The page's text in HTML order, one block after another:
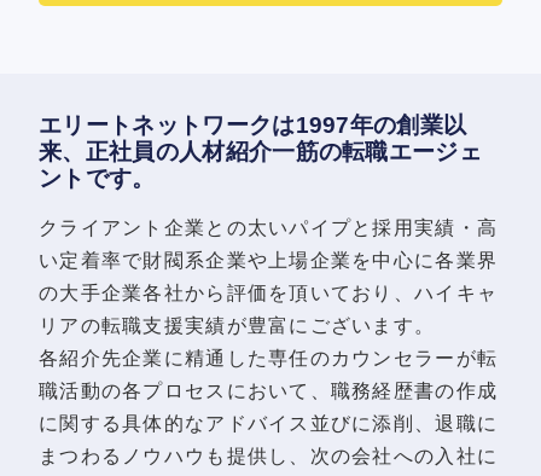
エリートネットワークは1997年の創業以
来、正社員の人材紹介一筋の転職エージェ
ントです。
クライアント企業との太いパイプと採用実績・高
い定着率で財閥系企業や上場企業を中心に各業界
の大手企業各社から評価を頂いており、ハイキャ
リアの転職支援実績が豊富にございます。
各紹介先企業に精通した専任のカウンセラーが転
職活動の各プロセスにおいて、職務経歴書の作成
に関する具体的なアドバイス並びに添削、退職に
まつわるノウハウも提供し、次の会社への入社に